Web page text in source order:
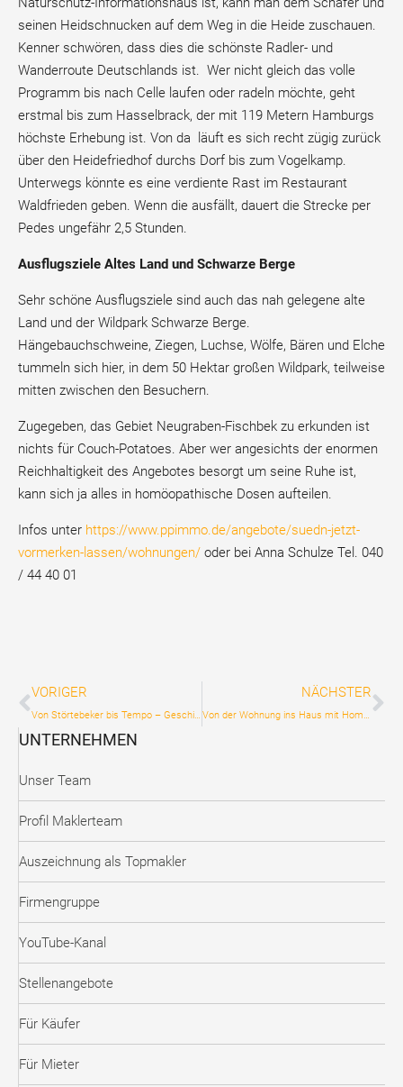
seinen Heidschnucken auf dem Weg in die Heide zuschauen.
Kenner schwören, dass dies die schönste Radler- und
Wanderroute Deutschlands ist. Wer nicht gleich das volle
Programm bis nach Celle laufen oder radeln möchte, geht
erstmal bis zum Hasselbrack, der mit 119 Metern Hamburgs
höchste Erhebung ist. Von da läuft es sich recht zügig zurück
über den Heidefriedhof durchs Dorf bis zum Vogelkamp.
Unterwegs könnte es eine verdiente Rast im Restaurant
Waldfrieden geben. Wenn die ausfällt, dauert die Strecke per
Pedes ungefähr 2,5 Stunden.
Ausflugsziele Altes Land und Schwarze Berge
Sehr schöne Ausflugsziele sind auch das nah gelegene alte
Land und der Wildpark Schwarze Berge.
Hängebauchschweine, Ziegen, Luchse, Wölfe, Bären und Elche
tummeln sich hier, in dem 50 Hektar großen Wildpark, teilweise
mitten zwischen den Besuchern.
Zugegeben, das Gebiet Neugraben-Fischbek zu erkunden ist
nichts für Couch-Potatoes. Aber wer angesichts der enormen
Reichhaltigkeit des Angebotes besorgt um seine Ruhe ist,
kann sich ja alles in homöopathische Dosen aufteilen.
Infos unter https://www.ppimmo.de/angebote/suedn-jetzt-
vormerken-lassen/wohnungen/ oder bei Anna Schulze Tel. 040
/ 44 40 01
VORIGER
Von Störtebeker bis Tempo – Geschichten aus Neugraben-Fischbek
NÄCHSTER
Von der Wohnung ins Haus mit Homeoffice
UNTERNEHMEN
Unser Team
Profil Maklerteam
Auszeichnung als Topmakler
Firmengruppe
YouTube-Kanal
Stellenangebote
Für Käufer
Für Mieter